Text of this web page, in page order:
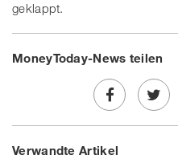
geklappt.
MoneyToday-News teilen
Share
on
Twe
Verwandte Artikel